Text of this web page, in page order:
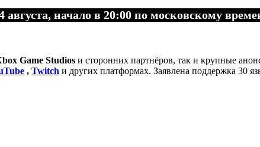
начало в 20:00 по московскому
Game Studios и сторонних партнёров, так и крупные
, Twitch и других платформах. Заявлена поддержка 30